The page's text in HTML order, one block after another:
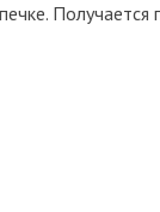
Получается